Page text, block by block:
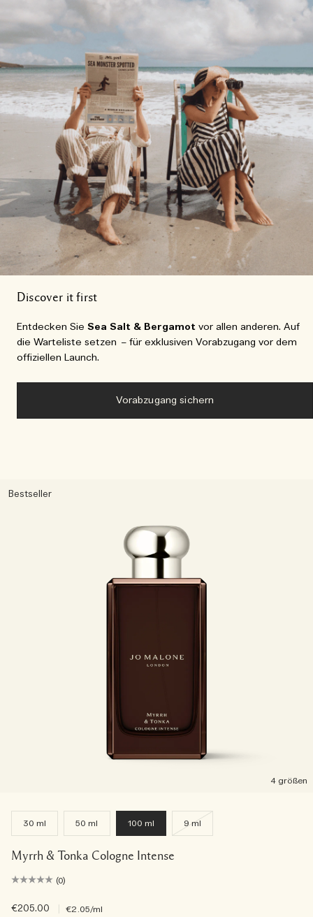
Discover it first
Entdecken Sie Sea Salt & Bergamot vor allen anderen. Auf
die Warteliste setzen – für exklusiven Vorabzugang vor dem
offiziellen Launch.
Vorabzugang sichern
Bestseller
4 größen
30 ml 50 ml 100 ml 9 ml
Myrrh & Tonka Cologne Intense
(0)
€205.00 €2.05/ml